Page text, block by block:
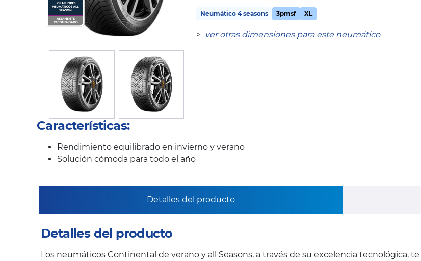
Neumático 4 seasons 3pmsf XL
> ver otras dimensiones para este neumático
Características:
Rendimiento equilibrado en invierno y verano
Solución cómoda para todo el año
Detalles del producto
Detalles del producto
Los neumáticos Continental de verano y all Seasons, a través de su excelencia tecnológica,